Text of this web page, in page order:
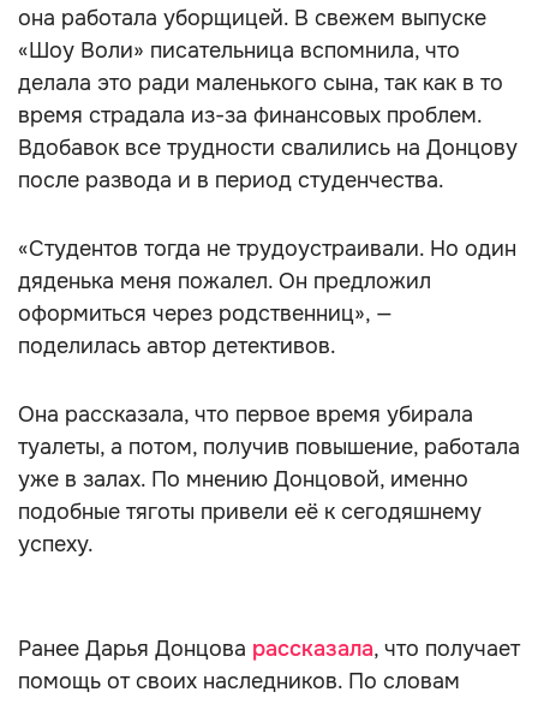
она работала уборщицей. В свежем выпуске
«Шоу Воли» писательница вспомнила, что
делала это ради маленького сына, так как в то
время страдала из-за финансовых проблем.
Вдобавок все трудности свалились на Донцову
после развода и в период студенчества.
«Студентов тогда не трудоустраивали. Но один
дяденька меня пожалел. Он предложил
оформиться через родственниц», —
поделилась автор детективов.
Она рассказала, что первое время убирала
туалеты, а потом, получив повышение, работала
уже в залах. По мнению Донцовой, именно
подобные тяготы привели её к сегодяшнему
успеху.
Ранее Дарья Донцова рассказала, что получает
помощь от своих наследников. По словам